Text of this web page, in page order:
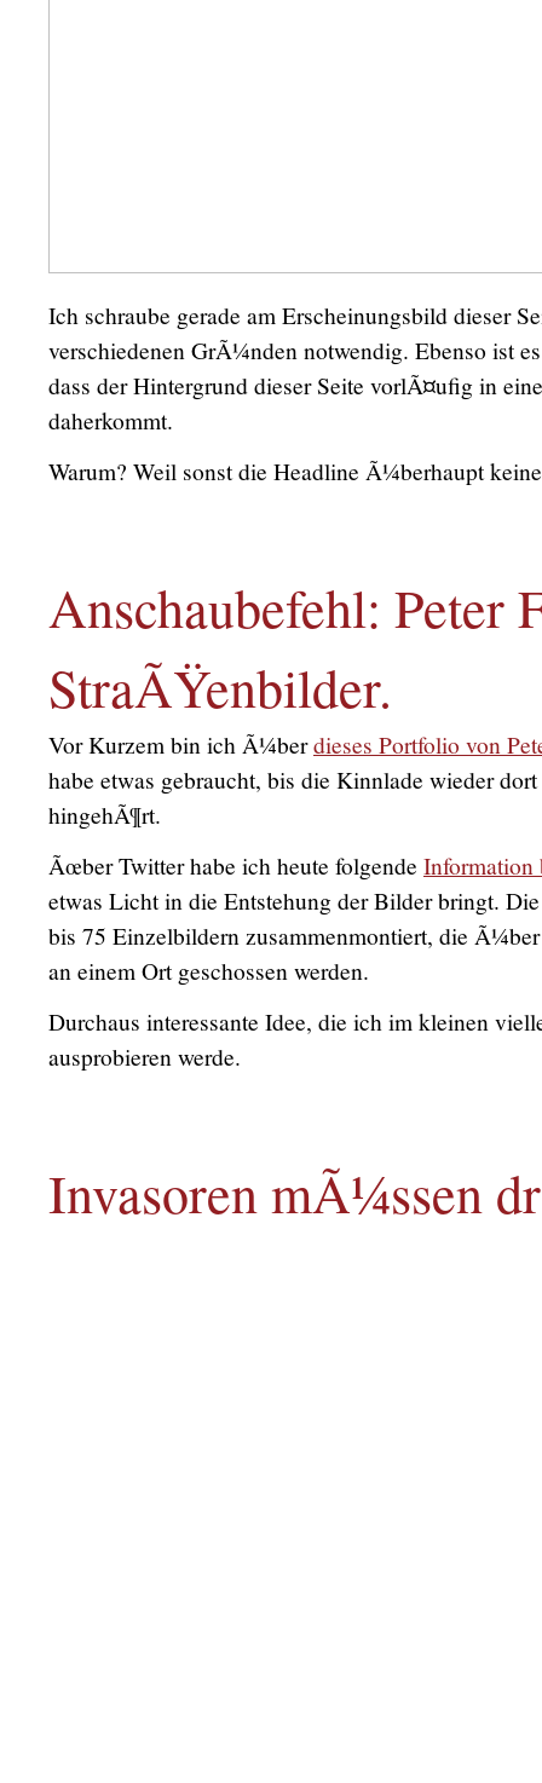
Ich schraube gerade am Erscheinungsbild dieser
verschiedenen GrÃ¼nden notwendig. Ebenso ist
dass der Hintergrund dieser Seite vorlÃ¤ufig in
daherkommt.
Warum? Weil sonst die Headline Ã¼berhaupt
Anschaubefehl: Peter
StraÃŸenbilder.
Vor Kurzem bin ich Ã¼berdieses Portfolio von
habe etwas gebraucht, bis die Kinnlade wieder
hingehÃ¶rt.
Ãœber Twitter habe ich heute folgende
etwas Licht in die Entstehung der Bilder bringt.
bis 75 Einzelbildern zusammenmontiert, die
an einem Ort geschossen werden.
Durchaus interessante Idee, die ich im kleinen
ausprobieren werde.
Invasoren mÃ¼ssen